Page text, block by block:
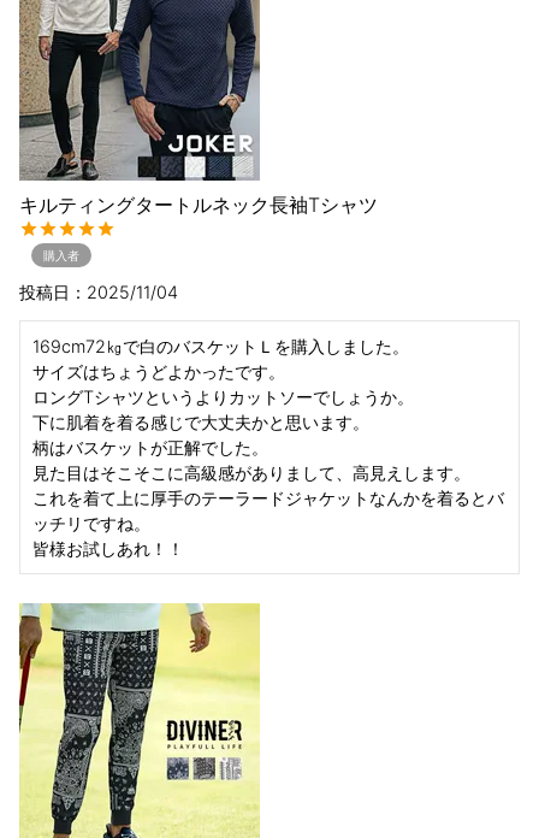
キルティングタートルネック長袖Tシャツ
購入者
投稿日 2025/11/04
169cm72㎏で白のバスケットＬを購入しました。
サイズはちょうどよかったです。
ロングTシャツというよりカットソーでしょうか。
下に肌着を着る感じで大丈夫かと思います。
柄はバスケットが正解でした。
見た目はそこそこに高級感がありまして、高見えします。
これを着て上に厚手のテーラードジャケットなんかを着るとバ
ッチリですね。